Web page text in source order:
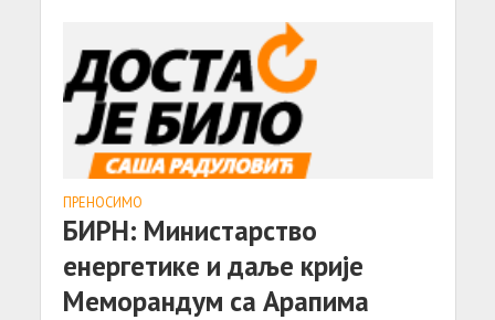
ПРЕНОСИМО
БИРН: Министарство
енергетике и даље крије
Меморандум са Арапима